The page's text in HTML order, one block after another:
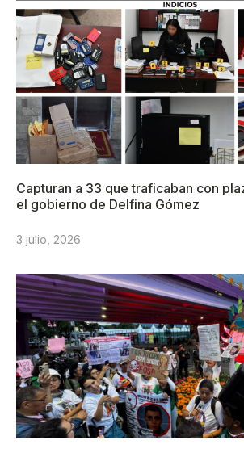
Capturan a 33 que traficaban con
el gobierno de Delfina Gómez
3 julio, 2026